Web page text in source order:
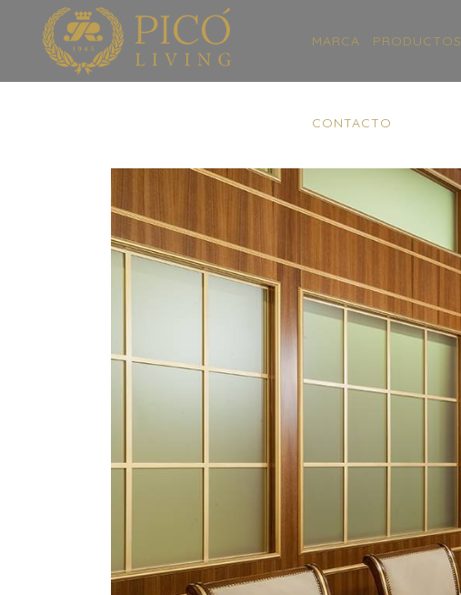
MARCA PRODUCTOS
CONTACTO